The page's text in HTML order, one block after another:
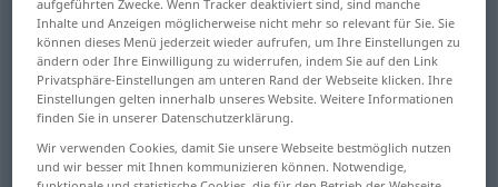
Übersicht aller Übersetzungen
(Für mehr Details die Übersetzung anklicken/antippen)
berühren, treffen, erreichen, grenzen an,
erschüttern
Inhalte und Anzeigen möglicherweise nicht mehr so relevant für Sie. Sie
können dieses Menü jederzeit wieder aufrufen, um Ihre Einstellungen zu
ändern oder Ihre Einwilligung zu widerrufen, indem Sie auf den Link
Privatsphäre-Einstellungen am unteren Rand der Webseite klicken. Ihre
Einstellungen gelten innerhalb unseres Website. Weitere Informationen
finden Sie in unserer Datenschutzerklärung.
Wir verwenden Cookies, damit Sie unsere Webseite bestmöglich nutzen
und wir besser mit Ihnen kommunizieren können. Notwendige,